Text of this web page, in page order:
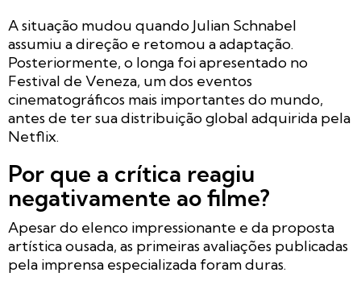
A situação mudou quando Julian Schnabel
assumiu a direção e retomou a adaptação.
Posteriormente, o longa foi apresentado no
Festival de Veneza, um dos eventos
cinematográficos mais importantes do mundo,
antes de ter sua distribuição global adquirida pela
Netflix.
Por que a crítica reagiu
negativamente ao filme?
Apesar do elenco impressionante e da proposta
artística ousada, as primeiras avaliações publicadas
pela imprensa especializada foram duras.